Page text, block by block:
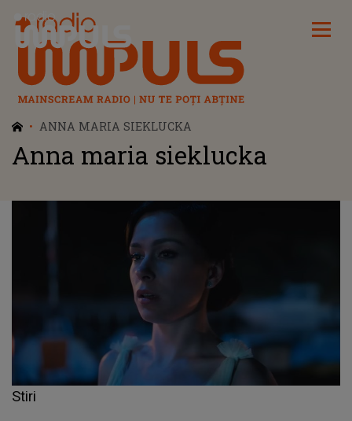
Radio Impuls
ANNA MARIA SIEKLUCKA
Anna maria sieklucka
Stiri